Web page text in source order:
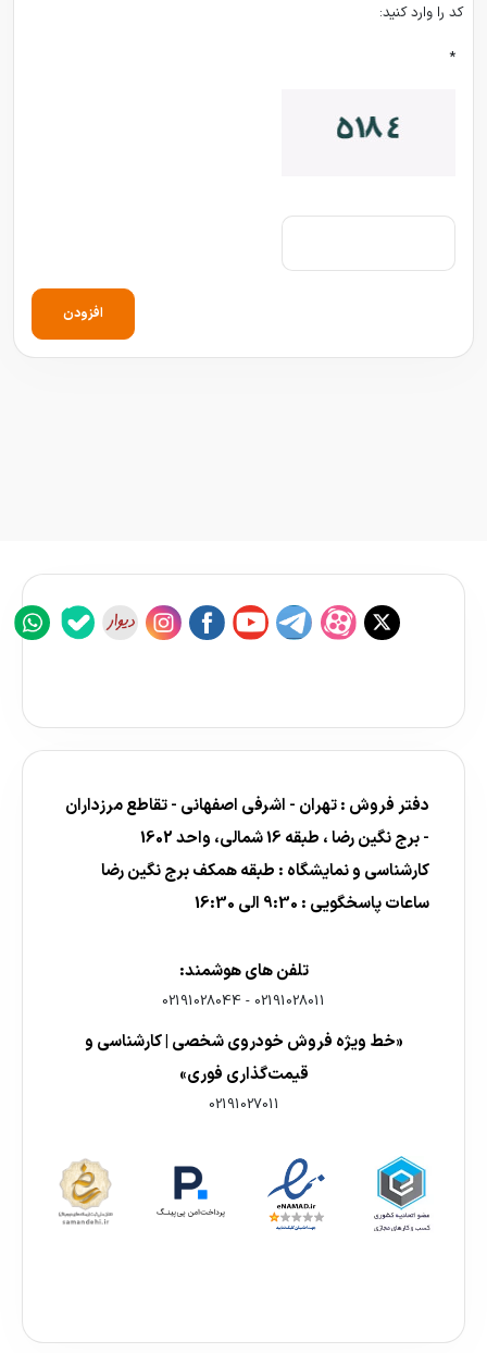
کد را وارد کنید:
*
افزودن
دفتر فروش : تهران - اشرفی اصفهانی - تقاطع مرزداران
- برج نگین رضا ، طبقه 16 شمالی، واحد 1602
کارشناسی و نمایشگاه : طبقه همکف برج نگین رضا
ساعات پاسخگویی : 9:30 الی 16:30
تلفن های هوشمند:
02191028011
-
02191028044
«خط ویژه فروش خودروی شخصی | کارشناسی و
قیمت‌گذاری فوری»
02191027011